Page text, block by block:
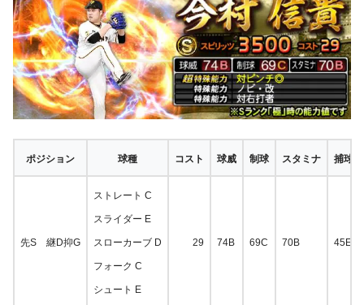
ポジション 球種 コスト 球威 制球 スタミナ 捕球
先S 継D抑G
ストレート C
スライダー E
スローカーブ D
フォーク C
シュート E
29 74B 69C 70B 45E